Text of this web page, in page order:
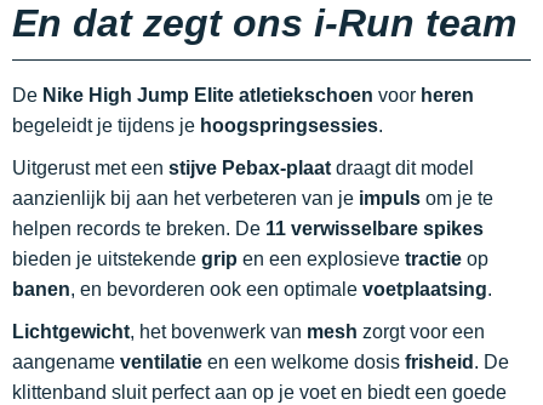
En dat zegt ons i-Run team
De Nike High Jump Elite atletiekschoen voor heren
begeleidt je tijdens je hoogspringsessies.
Uitgerust met een stijve Pebax-plaat draagt dit model
aanzienlijk bij aan het verbeteren van je impuls om je te
helpen records te breken. De 11 verwisselbare spikes
bieden je uitstekende grip en een explosieve tractie op
banen, en bevorderen ook een optimale voetplaatsing.
Lichtgewicht, het bovenwerk van mesh zorgt voor een
aangename ventilatie en een welkome dosis frisheid . De
klittenband sluit perfect aan op je voet en biedt een goede